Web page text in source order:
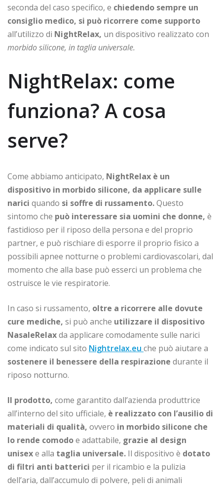
seconda del caso specifico, e chiedendo sempre un
consiglio medico, si può ricorrere come supporto
all’utilizzo di NightRelax, un dispositivo realizzato con
morbido silicone, in taglia universale.
NightRelax: come
funziona? A cosa
serve?
Come abbiamo anticipato, NightRelax è un
dispositivo in morbido silicone, da applicare sulle
narici quando si soffre di russamento.Questo
sintomo che può interessare sia uomini che donne, è
fastidioso per il riposo della persona e del proprio
partner, e può rischiare di esporre il proprio fisico a
possibili apnee notturne o problemi cardiovascolari, dal
momento che alla base può esserci un problema che
ostruisce le vie respiratorie.
In caso si russamento, oltre a ricorrere alle dovute
cure mediche, si può anche utilizzare il dispositivo
NasaleRelaxda applicare comodamente sulle narici
come indicato sul sito Nightrelax.eu che può aiutare a
sostenere il benessere della respirazione durante il
riposo notturno.
Il prodotto, come garantito dall’azienda produttrice
all’interno del sito ufficiale, è realizzato con l’ausilio di
materiali di qualità, ovvero in morbido silicone che
lo rende comodoe adattabile, grazie al design
unisexe alla taglia universale. Il dispositivo è dotato
di filtri anti batterici per il ricambio e la pulizia
dell’aria, dall’accumulo di polvere, peli di animali